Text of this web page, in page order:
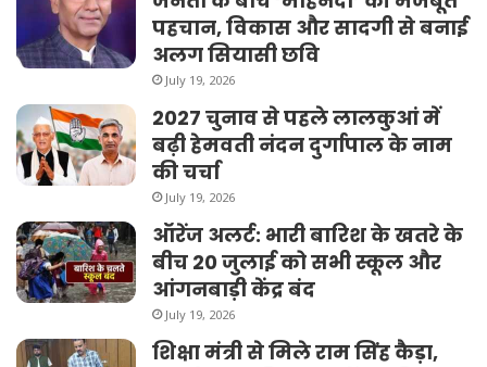
पहचान, विकास और सादगी से बनाई
अलग सियासी छवि
July 19, 2026
2027 चुनाव से पहले लालकुआं में
बढ़ी हेमवती नंदन दुर्गापाल के नाम
की चर्चा
July 19, 2026
ऑरेंज अलर्ट: भारी बारिश के खतरे के
बीच 20 जुलाई को सभी स्कूल और
आंगनबाड़ी केंद्र बंद
July 19, 2026
शिक्षा मंत्री से मिले राम सिंह कैड़ा,